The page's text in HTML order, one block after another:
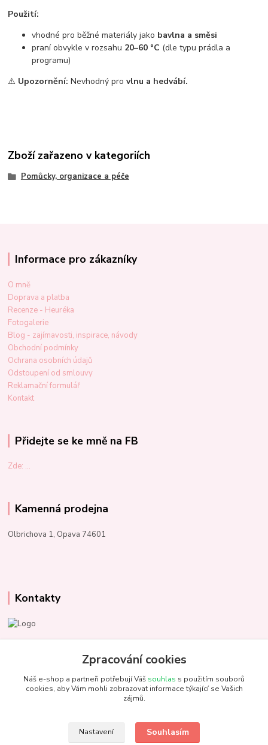
Použití:
vhodné pro běžné materiály jako bavlna a směsi
praní obvykle v rozsahu 20–60 °C (dle typu prádla a
programu)
⚠️ Upozornění: Nevhodný provlnu a hedvábí.
Zboží zařazeno v kategoriích
Pomůcky, organizace a péče
Informace pro zákazníky
O mně
Doprava a platba
Recenze - Heuréka
Fotogalerie
Blog - zajímavosti, inspirace, návody
Obchodní podmínky
Ochrana osobních údajů
Odstoupení od smlouvy
Reklamační formulář
Kontakt
Přidejte se ke mně na FB
Zde: ...
Kamenná prodejna
Olbrichova 1, Opava 74601
Kontakty
+420 731 153 484
info@unezbednychklubicek.cz
Zpracování cookies
Náš e-shop a partneři potřebují Váš souhlas s použitím souborů
cookies, aby Vám mohli zobrazovat informace týkající se Vašich
zájmů.
Nastavení Souhlasím